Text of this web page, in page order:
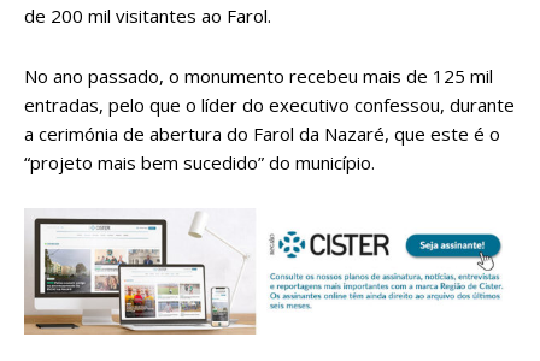
de 200 mil visitantes ao Farol.
No ano passado, o monumento recebeu mais de 125 mil
entradas, pelo que o líder do executivo confessou, durante
a cerimónia de abertura do Farol da Nazaré, que este é o
“projeto mais bem sucedido” do município.